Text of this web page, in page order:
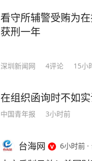
看守所辅警受贿为
获刑一年
深圳新闻网 4评论 15小
在组织函询时不如
中国青年报 3小时前
台海网 6小时前 ·